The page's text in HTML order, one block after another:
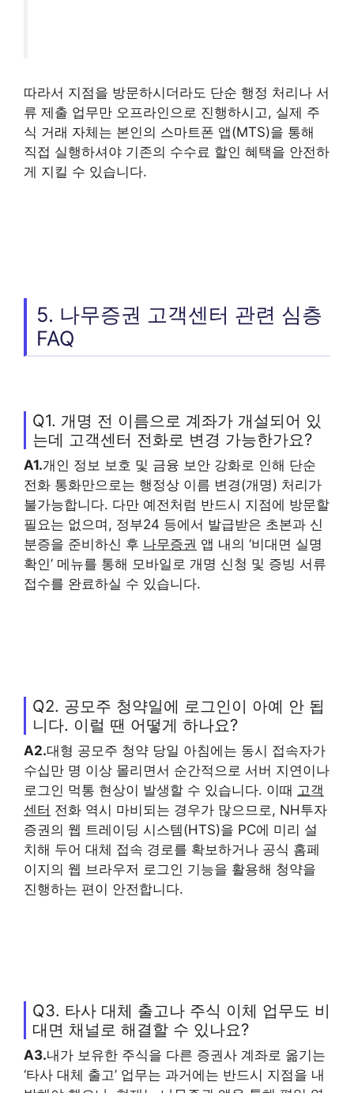
따라서 지점을 방문하시더라도 단순 행정 처리나 서
류 제출 업무만 오프라인으로 진행하시고, 실제 주
식 거래 자체는 본인의 스마트폰 앱(MTS)을 통해
직접 실행하셔야 기존의 수수료 할인 혜택을 안전하
게 지킬 수 있습니다.
5. 나무증권 고객센터 관련 심층
FAQ
Q1. 개명 전 이름으로 계좌가 개설되어 있
는데 고객센터 전화로 변경 가능한가요?
A1.개인 정보 보호 및 금융 보안 강화로 인해 단순
전화 통화만으로는 행정상 이름 변경(개명) 처리가
불가능합니다. 다만 예전처럼 반드시 지점에 방문할
필요는 없으며, 정부24 등에서 발급받은 초본과 신
분증을 준비하신 후 나무증권 앱 내의 ‘비대면 실명
확인’ 메뉴를 통해 모바일로 개명 신청 및 증빙 서류
접수를 완료하실 수 있습니다.
Q2. 공모주 청약일에 로그인이 아예 안 됩
니다. 이럴 땐 어떻게 하나요?
A2.대형 공모주 청약 당일 아침에는 동시 접속자가
수십만 명 이상 몰리면서 순간적으로 서버 지연이나
로그인 먹통 현상이 발생할 수 있습니다. 이때 고객
센터 전화 역시 마비되는 경우가 많으므로, NH투자
증권의 웹 트레이딩 시스템(HTS)을 PC에 미리 설
치해 두어 대체 접속 경로를 확보하거나 공식 홈페
이지의 웹 브라우저 로그인 기능을 활용해 청약을
진행하는 편이 안전합니다.
Q3. 타사 대체 출고나 주식 이체 업무도 비
대면 채널로 해결할 수 있나요?
A3.내가 보유한 주식을 다른 증권사 계좌로 옮기는
‘타사 대체 출고’ 업무는 과거에는 반드시 지점을 내